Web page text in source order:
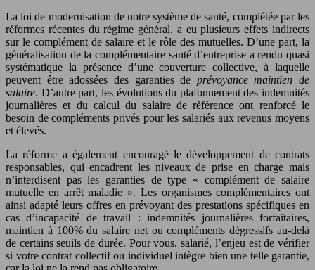
La loi de modernisation de notre système de santé, complétée par les
réformes récentes du régime général, a eu plusieurs effets indirects
sur le complément de salaire et le rôle des mutuelles. D’une part, la
généralisation de la complémentaire santé d’entreprise a rendu quasi
systématique la présence d’une couverture collective, à laquelle
peuvent être adossées des garanties de prévoyance maintien de
salaire. D’autre part, les évolutions du plafonnement des indemnités
journalières et du calcul du salaire de référence ont renforcé le
besoin de compléments privés pour les salariés aux revenus moyens
et élevés.
La réforme a également encouragé le développement de contrats
responsables, qui encadrent les niveaux de prise en charge mais
n’interdisent pas les garanties de type « complément de salaire
mutuelle en arrêt maladie ». Les organismes complémentaires ont
ainsi adapté leurs offres en prévoyant des prestations spécifiques en
cas d’incapacité de travail : indemnités journalières forfaitaires,
maintien à 100% du salaire net ou compléments dégressifs au-delà
de certains seuils de durée. Pour vous, salarié, l’enjeu est de vérifier
si votre contrat collectif ou individuel intègre bien une telle garantie,